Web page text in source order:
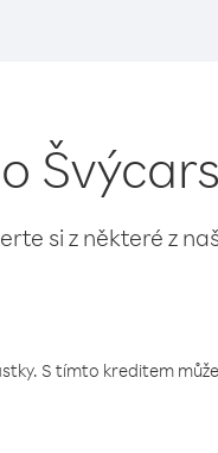
si z některé z
S tímto kreditem